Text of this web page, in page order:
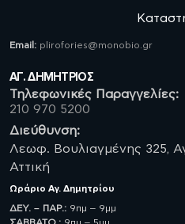
Email: plirofories@monobio.gr
ΑΓ. ΔΗΜΗΤΡΙΟΣ
Τηλεφωνικές Παραγγελίες:
210 970 5200
Διεύθυνση:
Λεωφ. Βουλιαγμένης 325,
Αττική
Ωράριο Αγ. Δημητρίου
ΔΕΥ. – ΠΑΡ.: 9πμ – 9μμ